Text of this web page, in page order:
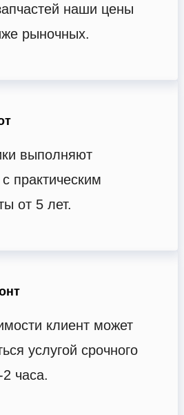
наши цены
рыночных.
выполняют
практическим
от 5 лет.
клиент может
услугой срочного
часа.